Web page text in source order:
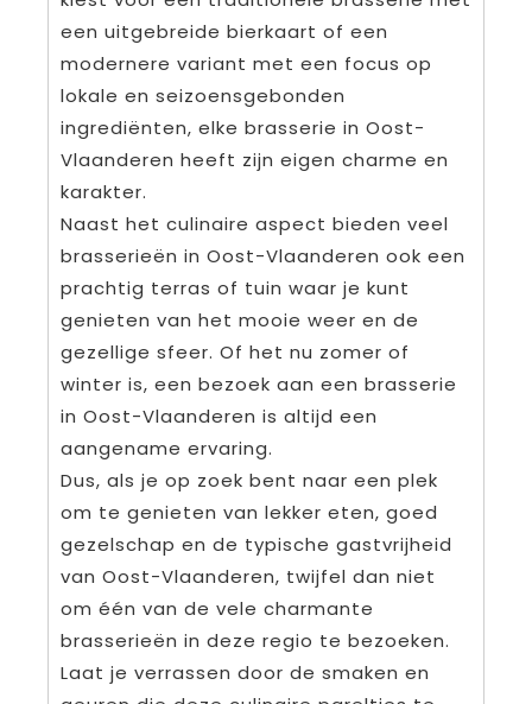
een uitgebreide bierkaart of een
modernere variant met een focus op
lokale en seizoensgebonden
ingrediënten, elke brasserie in Oost-
Vlaanderen heeft zijn eigen charme en
karakter.
Naast het culinaire aspect bieden veel
brasserieën in Oost-Vlaanderen ook een
prachtig terras of tuin waar je kunt
genieten van het mooie weer en de
gezellige sfeer. Of het nu zomer of
winter is, een bezoek aan een brasserie
in Oost-Vlaanderen is altijd een
aangename ervaring.
Dus, als je op zoek bent naar een plek
om te genieten van lekker eten, goed
gezelschap en de typische gastvrijheid
van Oost-Vlaanderen, twijfel dan niet
om één van de vele charmante
brasserieën in deze regio te bezoeken.
Laat je verrassen door de smaken en